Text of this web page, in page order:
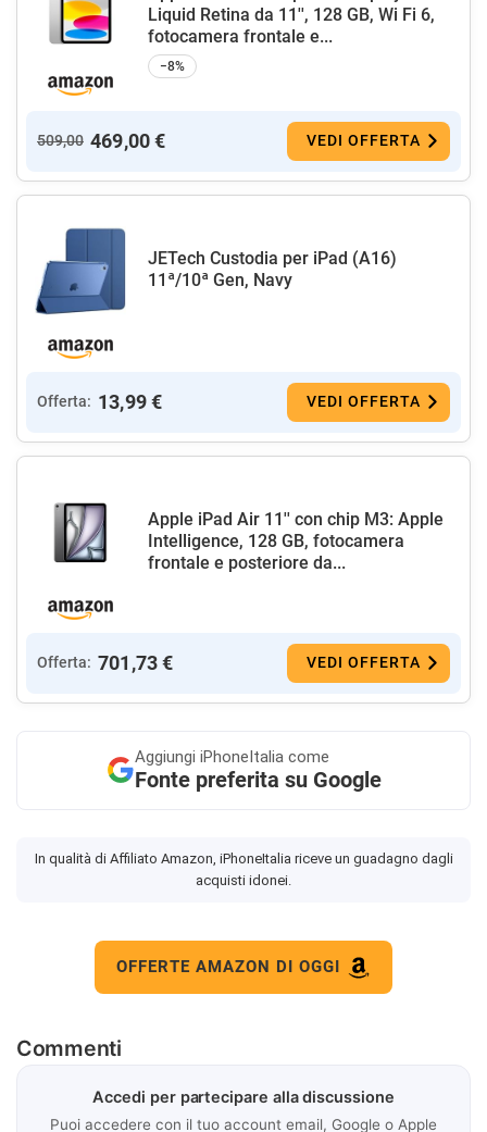
Liquid Retina da 11'', 128 GB, Wi Fi 6,
fotocamera frontale e...
−8%
509,00 469,00 € VEDI OFFERTA
JETech Custodia per iPad (A16)
11ª/10ª Gen, Navy
Offerta: 13,99 € VEDI OFFERTA
Apple iPad Air 11'' con chip M3: Apple
Intelligence, 128 GB, fotocamera
frontale e posteriore da...
Offerta: 701,73 € VEDI OFFERTA
Aggiungi iPhoneItalia come
Fonte preferita su Google
In qualità di Affiliato Amazon, iPhoneItalia riceve un guadagno dagli
acquisti idonei.
OFFERTE AMAZON DI OGGI
Commenti
Accedi per partecipare alla discussione
Puoi accedere con il tuo account email, Google o Apple